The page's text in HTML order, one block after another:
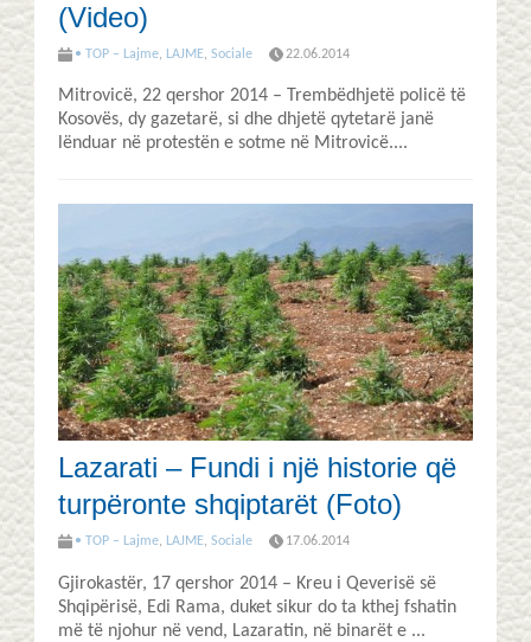
(Video)
• TOP – Lajme, LAJME, Sociale 22.06.2014
Mitrovicë, 22 qershor 2014 – Trembëdhjetë policë të
Kosovës, dy gazetarë, si dhe dhjetë qytetarë janë
lënduar në protestën e sotme në Mitrovicë....
Lazarati – Fundi i një historie që
turpëronte shqiptarët (Foto)
• TOP – Lajme, LAJME, Sociale 17.06.2014
Gjirokastër, 17 qershor 2014 – Kreu i Qeverisë së
Shqipërisë, Edi Rama, duket sikur do ta kthej fshatin
më të njohur në vend, Lazaratin, në binarët e ...